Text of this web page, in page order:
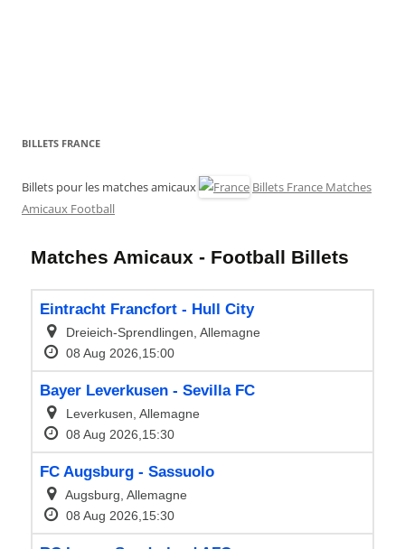
BILLETS FRANCE
Billets pour les matches amicaux
Billets France Matches
Amicaux Football